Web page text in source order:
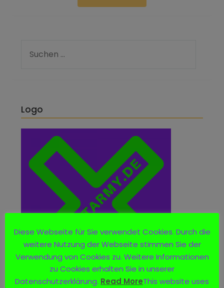
Logo
Diese Webseite für Sie verwendet Cookies. Durch die
weitere Nutzung der Webseite stimmen Sie der
Verwendung von Cookies zu. Weitere Informationen
zu Cookies erhalten Sie in unserer
Datenschutzerklärung. Read MoreThis website uses